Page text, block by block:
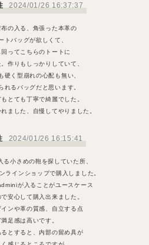
2024/01/26 16:37:37
の入る、角張った本革の
トバッグが欲しくて、
ってこちらのトートに
作りもしっかりしていて、
硬く型崩れの心配も無い、
れるバッグだと思います。
とても丁寧で綺麗でした。
ました、自慢してやりました。
2024/01/26 16:15:41
小さめの鞄を探していた所、
ラインショップで購入しました。
が入ることがユースケース
安心して購入出来ました。
ンや革の質感、自立する点
足感は高いです。
とすると、内部の留め具が